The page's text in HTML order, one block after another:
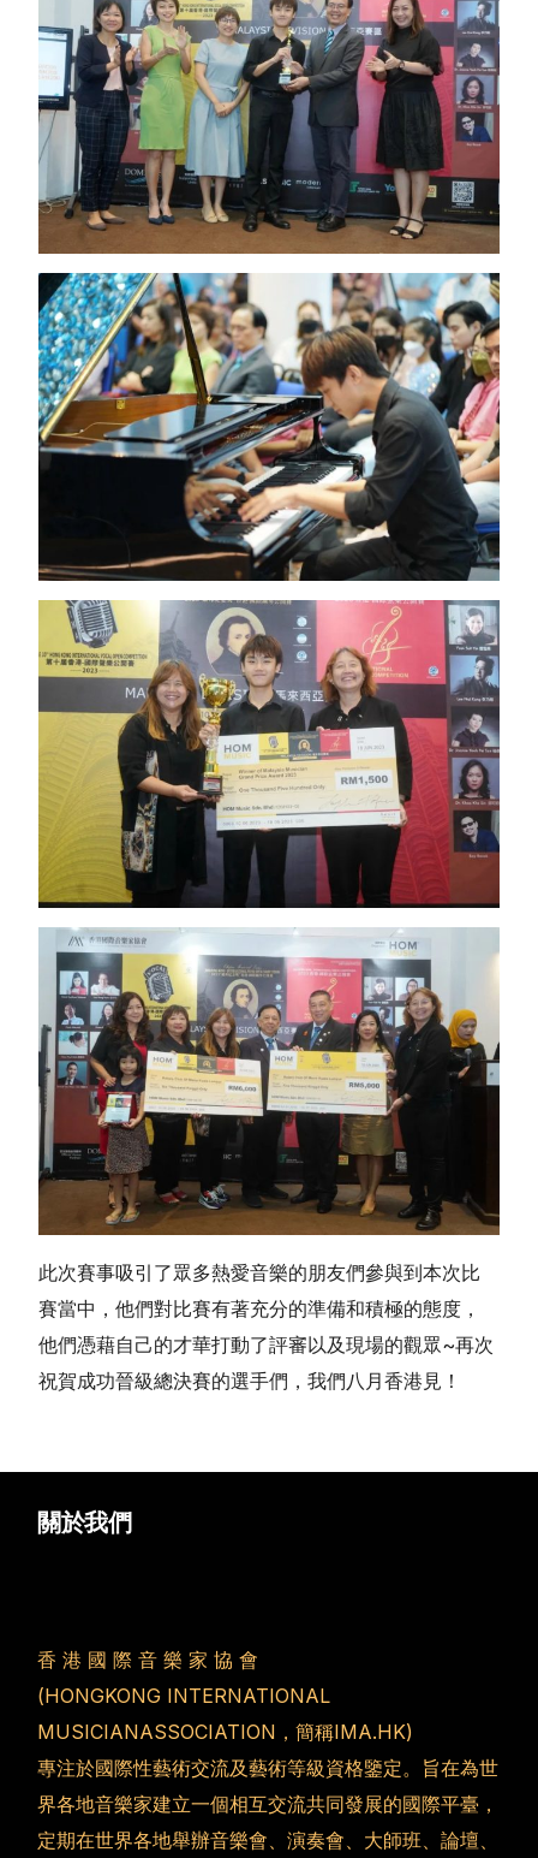
此次賽事吸引了眾多熱愛音樂的朋友們參與到本次比
賽當中，他們對比賽有著充分的準備和積極的態度，
他們憑藉自己的才華打動了評審以及現場的觀眾~再次
祝賀成功晉級總決賽的選手們，我們八月香港見！
關於我們
香 港 國 際 音 樂 家 協 會
(HONGKONG INTERNATIONAL
MUSICIANASSOCIATION，簡稱IMA.HK)
專注於國際性藝術交流及藝術等級資格鑒定。旨在為世
界各地音樂家建立一個相互交流共同發展的國際平臺，
定期在世界各地舉辦音樂會、演奏會、大師班、論壇、